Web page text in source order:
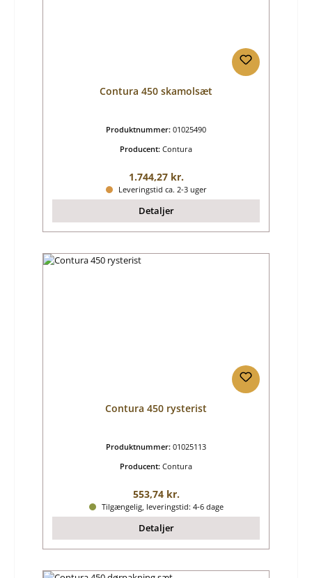
Contura 450 skamolsæt
Produktnummer: 01025490
Producent: Contura
Almindelig pris:
1.744,27 kr.
Leveringstid ca. 2-3 uger
Detaljer
Contura 450 rysterist
Produktnummer: 01025113
Producent: Contura
Almindelig pris:
553,74 kr.
Tilgængelig, leveringstid: 4-6 dage
Detaljer